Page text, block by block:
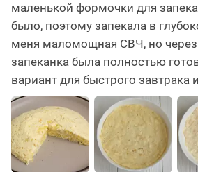
маленькой формочки для
было, поэтому запекала в
меня маломощная СВЧ, но
запеканка была полностью
вариант для быстрого завтрака